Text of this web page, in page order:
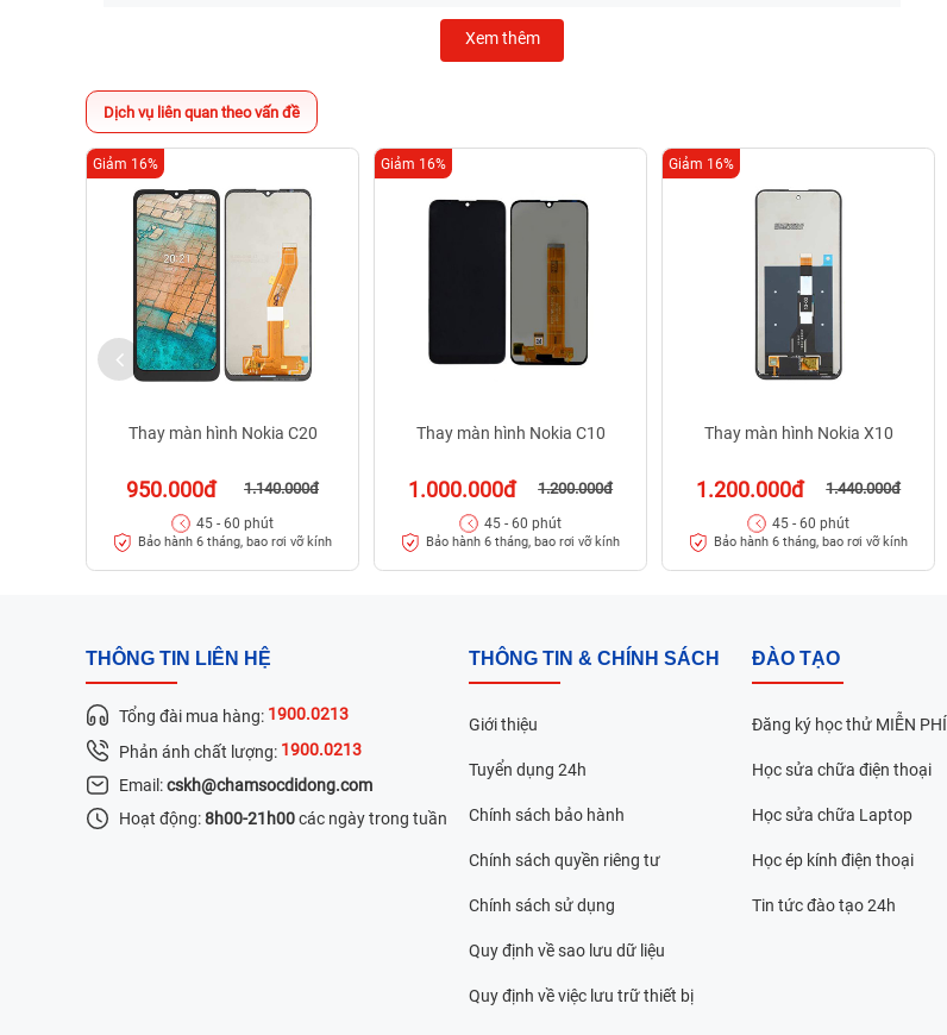
Xem thêm
Dịch vụ liên quan theo vấn đề
Thay màn hình Nokia C20
950.000đ 1.140.000đ
Giảm 16%
45 - 60 phút
Bảo hành 6 tháng, bao rơi vỡ kính
Thay màn hình Nokia C10
1.000.000đ 1.200.000đ
Giảm 16%
45 - 60 phút
Bảo hành 6 tháng, bao rơi vỡ kính
Thay màn hình Nokia X10
1.200.000đ 1.440.000đ
Giảm 16%
45 - 60 phút
Bảo hành 6 tháng, bao rơi vỡ kính
THÔNG TIN LIÊN HỆ
Tổng đài mua hàng: 1900.0213
Phản ánh chất lượng: 1900.0213
Email:cskh@chamsocdidong.com
Hoạt động:8h00-21h00các ngày trong tuần
THÔNG TIN & CHÍNH SÁCH
Giới thiệu
Tuyển dụng 24h
Chính sách bảo hành
Chính sách quyền riêng tư
Chính sách sử dụng
Quy định về sao lưu dữ liệu
Quy định về việc lưu trữ thiết bị
ĐÀO TẠO
Đăng ký học thử MIỄN PHÍ
Học sửa chữa điện thoại
Học sửa chữa Laptop
Học ép kính điện thoại
Tin tức đào tạo 24h